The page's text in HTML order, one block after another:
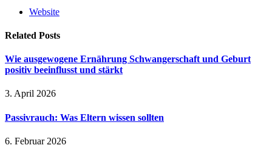
Website
Related Posts
Wie ausgewogene Ernährung Schwangerschaft und Geburt
positiv beeinflusst und stärkt
3. April 2026
Passivrauch: Was Eltern wissen sollten
6. Februar 2026